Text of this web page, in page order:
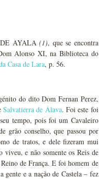
DE AYALA(1), que se encontra
Alonso XI, na Biblioteca do
Casa de Lara, p. 56.
do dito Dom Fernan Perez,
Salvatierra de Álava. Foi este foi
tempo, pois foi um Cavaleiro
grão conselho, que passou por
de tratos, e dele fizeram mui
viveu, e não somente os Reis de
de França. E foi homem de
gente e a nação de Castela – fez